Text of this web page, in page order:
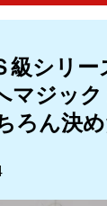
級シリー
マジック
ろん決め